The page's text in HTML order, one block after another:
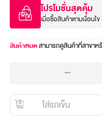
โปรโมชั่นสุดคุ้ม
เมื่อซื้อสินค้าตามเงื่อนไข
สินค้าหมดสามารถดูสินค้าที่สาขาห
ใส่รถเข็น